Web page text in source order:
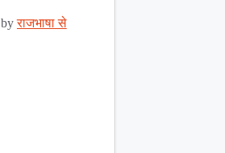
byराजभाषा से